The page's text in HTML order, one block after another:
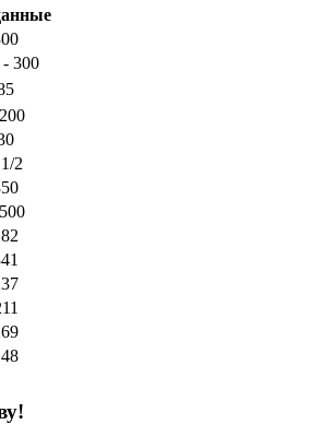
- 300
2